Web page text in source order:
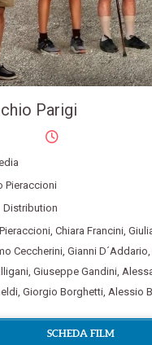
Parigi
Pieraccioni
Distribution
, Chiara Francini,
Ceccherini, Gianni D´Addario,
, Giuseppe Gandini,
, Giorgio Borghetti, Alessio
SCHEDA FILM